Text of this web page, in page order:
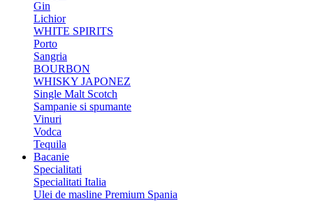
Gin
Lichior
WHITE SPIRITS
Porto
Sangria
BOURBON
WHISKY JAPONEZ
Single Malt Scotch
Sampanie si spumante
Vinuri
Vodca
Tequila
Bacanie
Specialitati
Specialitati Italia
Ulei de masline Premium Spania